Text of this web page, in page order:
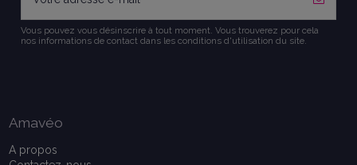
Vous pouvez vous désinscrire à tout moment. Vous trouverez pour cela
nos informations de contact dans les conditions d'utilisation du site.
Amavéo
A propos